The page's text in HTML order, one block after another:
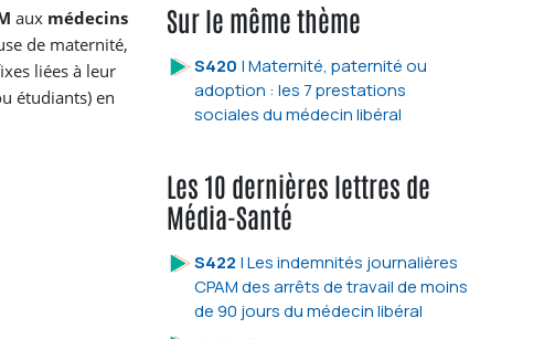
aux médecins
de maternité,
liées à leur
étudiants) en
Sur le même thème
S420 | Maternité, paternité ou
adoption : les 7 prestations
sociales du médecin libéral
Les 10 dernières lettres de
Média-Santé
S422 | Les indemnités journalières
CPAM des arrêts de travail de moins
de 90 jours du médecin libéral